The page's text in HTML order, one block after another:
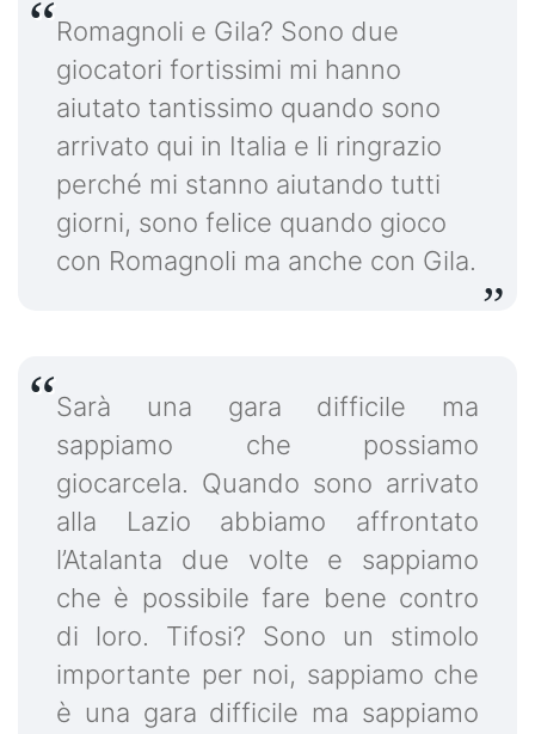
Romagnoli e Gila? Sono due
giocatori fortissimi mi hanno
aiutato tantissimo quando sono
arrivato qui in Italia e li ringrazio
perché mi stanno aiutando tutti
giorni, sono felice quando gioco
con Romagnoli ma anche con Gila.
Sarà una gara difficile ma
sappiamo che possiamo
giocarcela. Quando sono arrivato
alla Lazio abbiamo affrontato
l’Atalanta due volte e sappiamo
che è possibile fare bene contro
di loro. Tifosi? Sono un stimolo
importante per noi, sappiamo che
è una gara difficile ma sappiamo